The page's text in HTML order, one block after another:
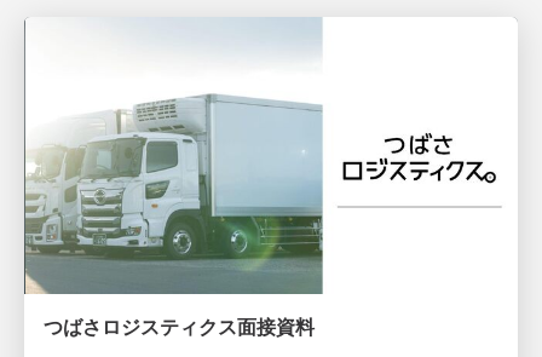
つばさロジスティクス面接資料